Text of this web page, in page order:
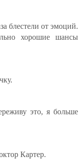
блестели от эмоций.
хорошие шансы
это, я больше
Картер.